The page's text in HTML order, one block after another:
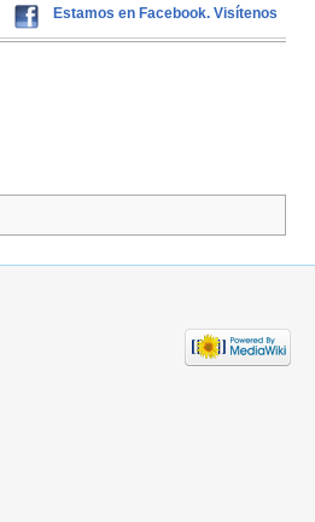
Estamos en Facebook. Visítenos